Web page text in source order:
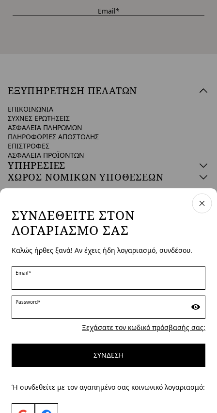
ΕΞΥΠΗΡΕΤΗΣΗ ΠΕΛΑΤΩΝ
ΕΠΙΚΟΙΝΩΝΙΑ
ΣΥΧΝΕΣ ΕΡΩΤΗΣΕΙΣ
ΑΣΦΑΛΕΙΑ ΠΛΗΡΩΜΩΝ
ΠΛΗΡΟΦΟΡΙΕΣ ΑΠΟΣΤΟΛΗΣ
ΕΠΙΣΤΡΟΦΕΣ
ΑΣΦΑΛΕΙΑ ΠΡΟΪΟΝΤΩΝ
ΥΠΗΡΕΣΙΕΣ
ΧΩΡΟΣ ΝΟΜΙΚΩΝ ΥΠΟΘΕΣΕΩΝ
ΧΏΡΑ ΚΑΙ ΓΛΏΣΣΑ
Greece | el
MARINA RINALDI
PERSONA
ΣΥΝΔΕΘΕΊΤΕ ΣΤΟΝ
ΛΟΓΑΡΙΑΣΜΌ ΣΑΣ
Καλώς ήρθες ξανά! Αν έχεις ήδη λογαριασμό, συνδέσου.
Email*
Password*
Ξεχάσατε τον κωδικό πρόσβασής σας;
ΣΎΝΔΕΣΗ
Ή συνδεθείτε με τον αγαπημένο σας κοινωνικό λογαριασμό: